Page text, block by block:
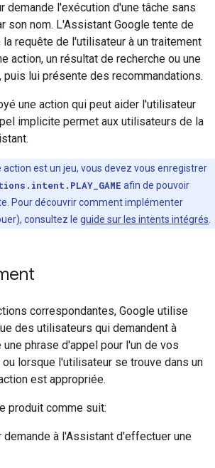
demande l'exécution d'une tâche sans
son nom. L'Assistant Google tente de
requête de l'utilisateur à un traitement
action, un résultat de recherche ou une
lui présente des recommandations.
une action qui peut aider l'utilisateur
implicite permet aux utilisateurs de la
action est un jeu, vous devez vous enregistrer
afin de pouvoir
Pour découvrir comment implémenter
consultez le guide sur les intents intégrés
correspondantes, Google utilise
des utilisateurs qui demandent à
phrase d'appel pour l'un de vos
lorsque l'utilisateur se trouve dans un
est appropriée.
produit comme suit:
demande à l'Assistant d'effectuer une